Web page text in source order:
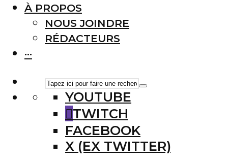
À PROPOS
NOUS JOINDRE
RÉDACTEURS
···
YOUTUBE
TWITCH
FACEBOOK
X (EX TWITTER)